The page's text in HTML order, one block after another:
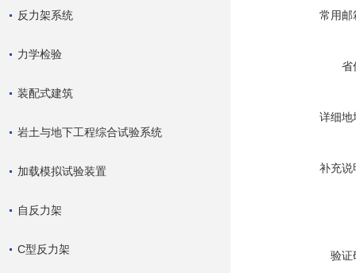
反力架系统
力学检验
装配式建筑
岩土与地下工程综合试验系统
加载模拟试验装置
自反力架
C型反力架
常用邮
省
详细地
补充说
验证